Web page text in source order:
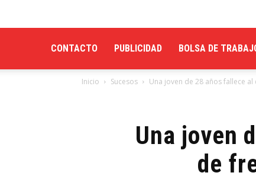
CONTACTO PUBLICIDAD BOLSA DE
Inicio Sucesos Una joven de 28 años fallece
Una joven
de